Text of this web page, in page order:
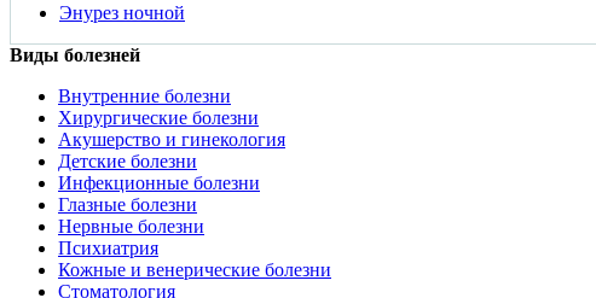
Энурез ночной
Виды болезней
Внутренние болезни
Хирургические болезни
Акушерство и гинекология
Детские болезни
Инфекционные болезни
Глазные болезни
Нервные болезни
Психиатрия
Кожные и венерические болезни
Стоматология